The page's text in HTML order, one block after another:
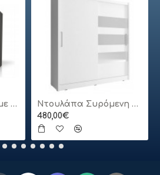
Ντουλάπα 5φυλλη με πατάρι
Ντουλάπα Συρόμενη 24113-MJ3-180 Χρώμα Λευκό 180x200x62cm
480,00€